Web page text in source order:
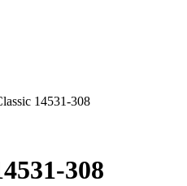
14531-308
308